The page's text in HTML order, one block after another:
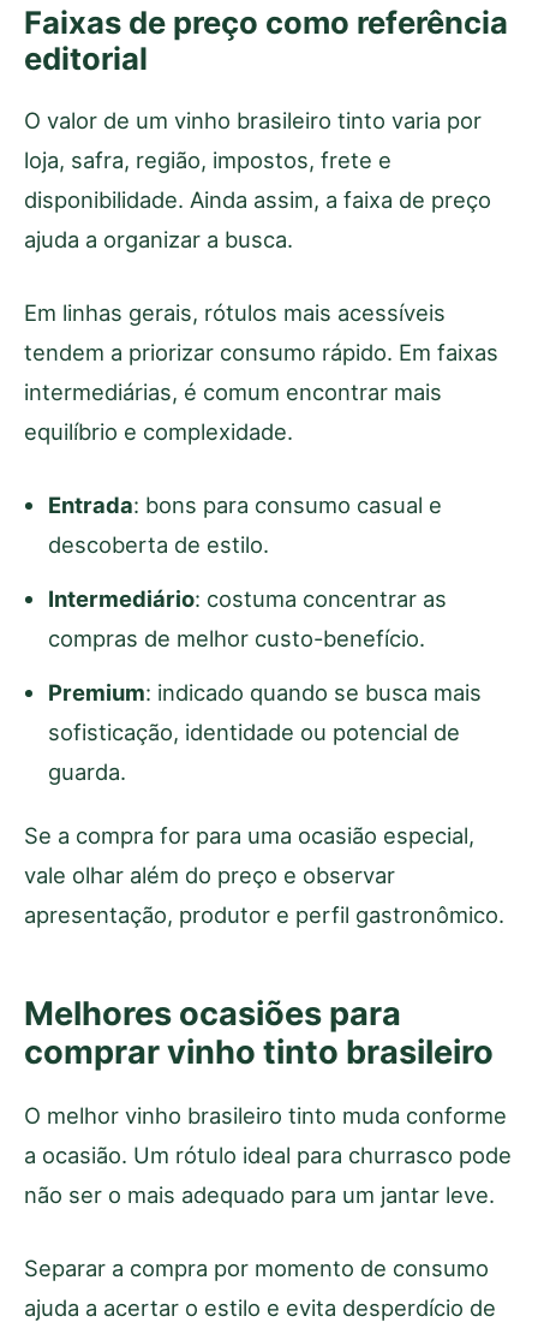
Faixas de preço como referência
editorial
O valor de um vinho brasileiro tinto varia por
loja, safra, região, impostos, frete e
disponibilidade. Ainda assim, a faixa de preço
ajuda a organizar a busca.
Em linhas gerais, rótulos mais acessíveis
tendem a priorizar consumo rápido. Em faixas
intermediárias, é comum encontrar mais
equilíbrio e complexidade.
Entrada: bons para consumo casual e
descoberta de estilo.
Intermediário: costuma concentrar as
compras de melhor custo-benefício.
Premium: indicado quando se busca mais
sofisticação, identidade ou potencial de
guarda.
Se a compra for para uma ocasião especial,
vale olhar além do preço e observar
apresentação, produtor e perfil gastronômico.
Melhores ocasiões para
comprar vinho tinto brasileiro
O melhor vinho brasileiro tinto muda conforme
a ocasião. Um rótulo ideal para churrasco pode
não ser o mais adequado para um jantar leve.
Separar a compra por momento de consumo
ajuda a acertar o estilo e evita desperdício de